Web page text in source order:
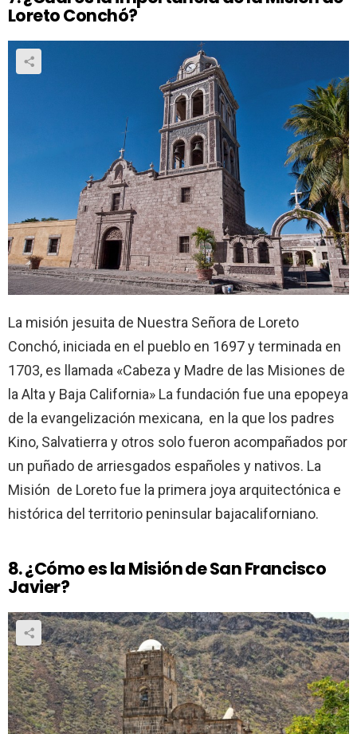
Loreto Conchó?
La misión jesuita de Nuestra Señora de Loreto
Conchó, iniciada en el pueblo en 1697 y terminada en
1703, es llamada «Cabeza y Madre de las Misiones de
la Alta y Baja California» La fundación fue una epopeya
de la evangelización mexicana, en la que los padres
Kino, Salvatierra y otros solo fueron acompañados por
un puñado de arriesgados españoles y nativos. La
Misión de Loreto fue la primera joya arquitectónica e
histórica del territorio peninsular bajacaliforniano.
8. ¿Cómo es la Misión de San Francisco
Javier?